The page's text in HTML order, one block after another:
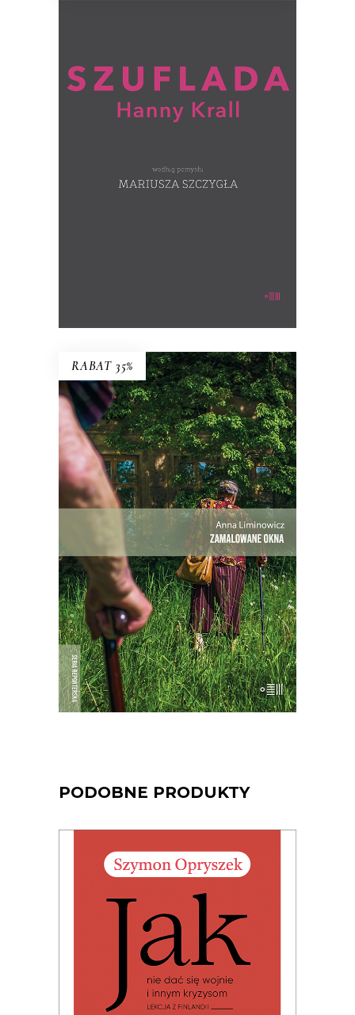
pomysłu MARIUSZA SZCZYGŁA
Co Hanna Krall trzyma w szufladzie?
(ręcznie numerowane egzemplarze –
RABAT 35%
ZAMALOWANE OKNA
Mieli tu swoją małą wspólnotę – i dużą
nieufność wobec siebie.Premiera 25
maja
42.00zł 27.30zł
KSIĄŻKA DO KOSZYKA
PODOBNE PRODUKTY
JAK NIE DAĆ SIĘ WOJNIE I
INNYM KRYZYSOM. LEKCJA Z
FINLANDII (Ebook)
Premiera 19 czerwca 2026